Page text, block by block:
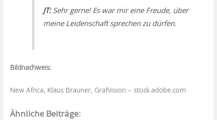
JT:Sehr gerne! Es war mir eine Freude, über
meine Leidenschaft sprechen zu dürfen.
Bildnachweis:
New Africa, Klaus Brauner, Grafvision – stock.adobe.com
Ähnliche Beiträge: